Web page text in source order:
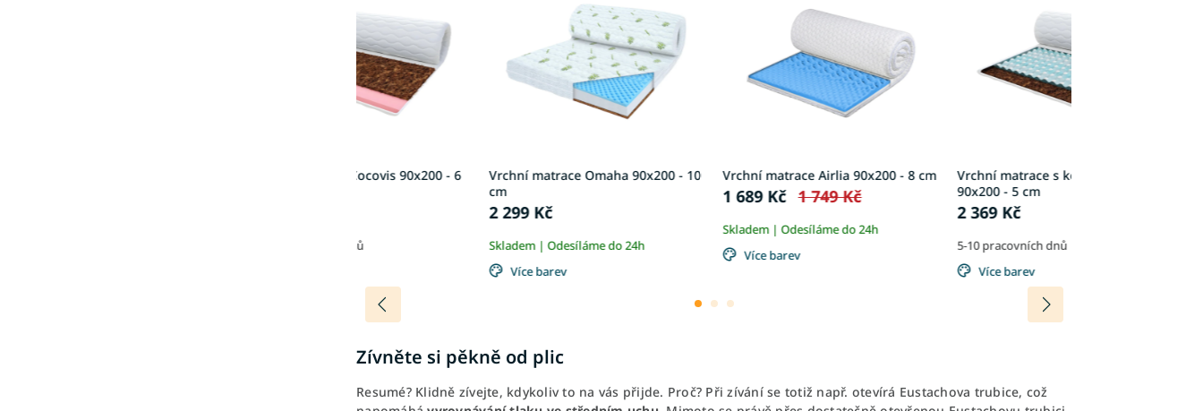
Vrchní matrace Omaha 90x200 - 10
cm
2 299 Kč
Skladem | Odesíláme do 24h
Více barev
Vrchní matrace Airlia 90x200 - 8 cm
1 689 Kč 1 749 Kč
Skladem | Odesíláme do 24h
Více barev
Vrchní matrace s kokosem Malto
90x200 - 5 cm
2 369 Kč
5-10 pracovních dnů
Více barev
Vrchní matrace Cocovis 90x200 - 6
5-10 pracovních dnů
Zívněte si pěkně od plic
Resumé? Klidně zívejte, kdykoliv to na vás přijde. Proč? Při zívání se totiž např. otevírá Eustachova trubice, což